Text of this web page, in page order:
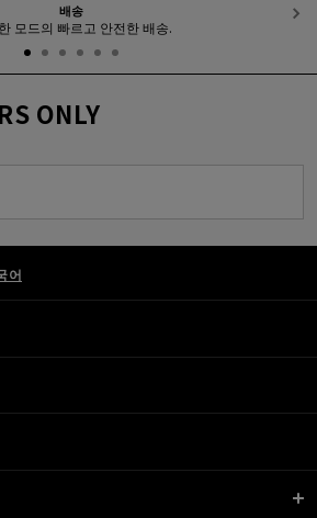
배송
모드의 빠르고 안전한 배송.
ONLY
국어